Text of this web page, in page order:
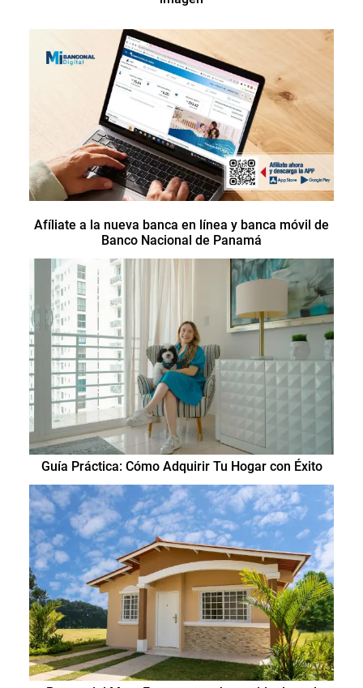
Afíliate a la nueva banca en línea y banca móvil de
Banco Nacional de Panamá
Guía Práctica: Cómo Adquirir Tu Hogar con Éxito